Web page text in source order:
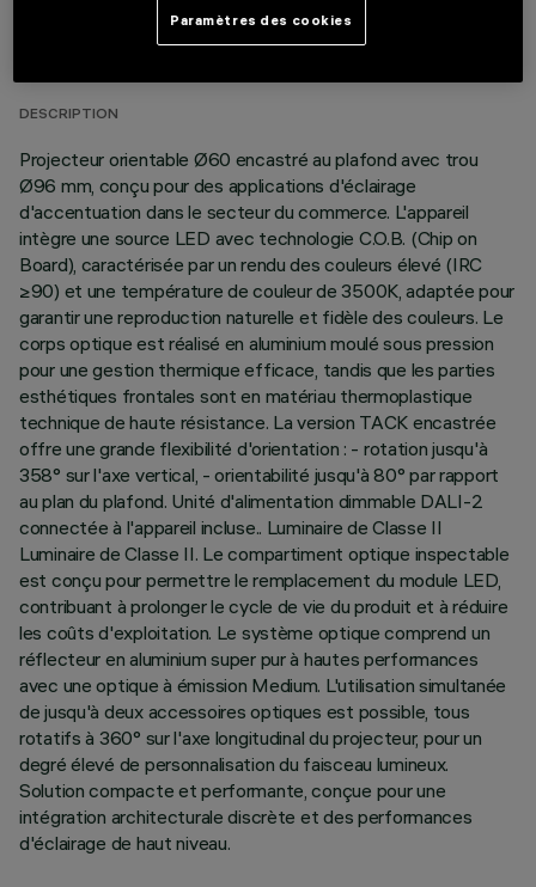
DONNÉES TECHNIQUES
DESCRIPTION
Projecteur orientable Ø60 encastré au plafond avec trou
Ø96 mm, conçu pour des applications d'éclairage
d'accentuation dans le secteur du commerce. L'appareil
intègre une source LED avec technologie C.O.B. (Chip on
Board), caractérisée par un rendu des couleurs élevé (IRC
≥90) et une température de couleur de 3500K, adaptée pour
garantir une reproduction naturelle et fidèle des couleurs. Le
corps optique est réalisé en aluminium moulé sous pression
pour une gestion thermique efficace, tandis que les parties
esthétiques frontales sont en matériau thermoplastique
technique de haute résistance. La version TACK encastrée
offre une grande flexibilité d'orientation : - rotation jusqu'à
358° sur l'axe vertical, - orientabilité jusqu'à 80° par rapport
au plan du plafond. Unité d'alimentation dimmable DALI-2
connectée à l'appareil incluse.. Luminaire de Classe II
Luminaire de Classe II. Le compartiment optique inspectable
est conçu pour permettre le remplacement du module LED,
contribuant à prolonger le cycle de vie du produit et à réduire
les coûts d'exploitation. Le système optique comprend un
réflecteur en aluminium super pur à hautes performances
avec une optique à émission Medium. L'utilisation simultanée
de jusqu'à deux accessoires optiques est possible, tous
rotatifs à 360° sur l'axe longitudinal du projecteur, pour un
degré élevé de personnalisation du faisceau lumineux.
Solution compacte et performante, conçue pour une
intégration architecturale discrète et des performances
d'éclairage de haut niveau.
Paramètres des cookies